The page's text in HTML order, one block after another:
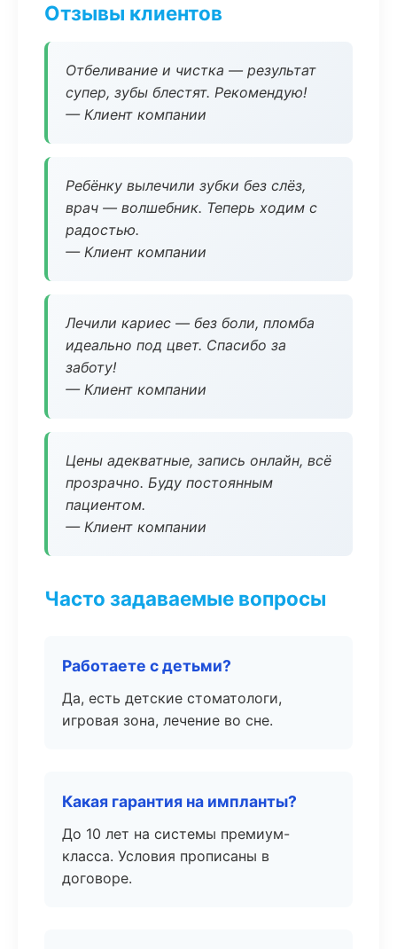
Отзывы клиентов
Отбеливание и чистка — результат
супер, зубы блестят. Рекомендую!
— Клиент компании
Ребёнку вылечили зубки без слёз,
врач — волшебник. Теперь ходим с
радостью.
— Клиент компании
Лечили кариес — без боли, пломба
идеально под цвет. Спасибо за
заботу!
— Клиент компании
Цены адекватные, запись онлайн, всё
прозрачно. Буду постоянным
пациентом.
— Клиент компании
Часто задаваемые вопросы
Работаете с детьми?
Да, есть детские стоматологи,
игровая зона, лечение во сне.
Какая гарантия на импланты?
До 10 лет на системы премиум-
класса. Условия прописаны в
договоре.